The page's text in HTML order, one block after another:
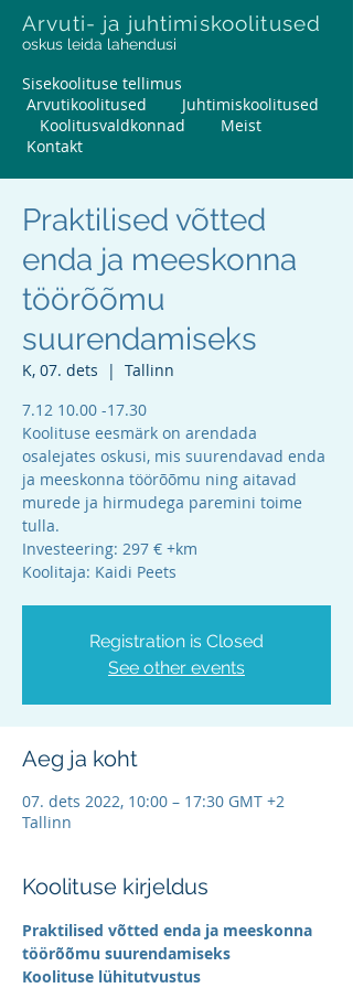
Arvuti- ja juhtimiskoolitused
oskus leida lahendusi
Sisekoolituse tellimus
Arvutikoolitused
Juhtimiskoolitused
Koolitusvaldkonnad
Meist
Kontakt
Praktilised võtted
enda ja meeskonna
töörõõmu
suurendamiseks
K, 07. dets
  |
Tallinn
7.12 10.00 -17.30
Koolituse eesmärk on arendada
osalejates oskusi, mis suurendavad enda
ja meeskonna töörõõmu ning aitavad
murede ja hirmudega paremini toime
tulla.
Investeering: 297 € +km
Koolitaja: Kaidi Peets
Registration is Closed
See other events
Aeg ja koht
07. dets 2022, 10:00 – 17:30 GMT +2
Tallinn
Koolituse kirjeldus
Praktilised võtted enda ja meeskonna
töörõõmu suurendamiseks
Koolituse lühitutvustus